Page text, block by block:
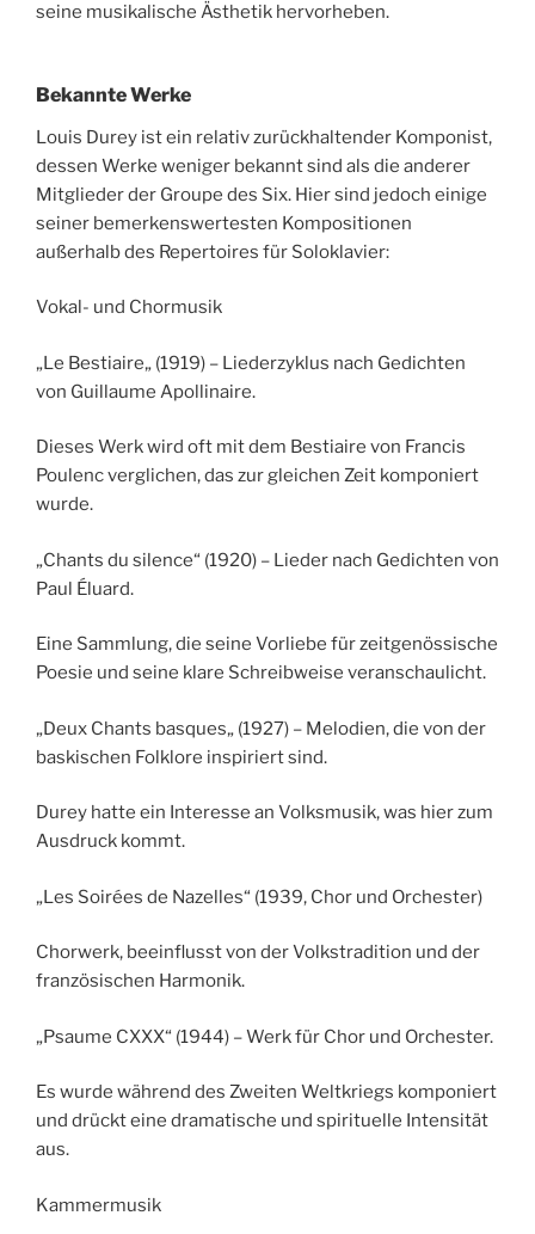
seine musikalische Ästhetik hervorheben.
Bekannte Werke
Louis Durey ist ein relativ zurückhaltender Komponist,
dessen Werke weniger bekannt sind als die anderer
Mitglieder der Groupe des Six. Hier sind jedoch einige
seiner bemerkenswertesten Kompositionen
außerhalb des Repertoires für Soloklavier:
Vokal- und Chormusik
„Le Bestiaire„ (1919) – Liederzyklus nach Gedichten
von Guillaume Apollinaire.
Dieses Werk wird oft mit dem Bestiaire von Francis
Poulenc verglichen, das zur gleichen Zeit komponiert
wurde.
„Chants du silence“ (1920) – Lieder nach Gedichten von
Paul Éluard.
Eine Sammlung, die seine Vorliebe für zeitgenössische
Poesie und seine klare Schreibweise veranschaulicht.
„Deux Chants basques„ (1927) – Melodien, die von der
baskischen Folklore inspiriert sind.
Durey hatte ein Interesse an Volksmusik, was hier zum
Ausdruck kommt.
„Les Soirées de Nazelles“ (1939, Chor und Orchester)
Chorwerk, beeinflusst von der Volkstradition und der
französischen Harmonik.
„Psaume CXXX“ (1944) – Werk für Chor und Orchester.
Es wurde während des Zweiten Weltkriegs komponiert
und drückt eine dramatische und spirituelle Intensität
aus.
Kammermusik